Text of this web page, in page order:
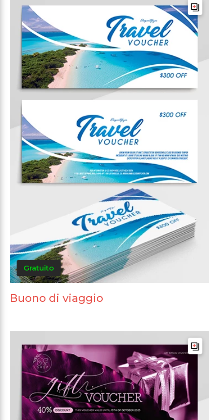
Gratuito
Buono di viaggio